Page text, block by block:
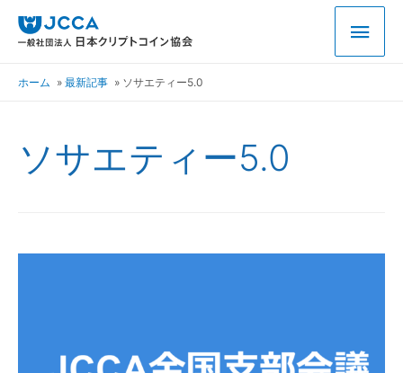
ホーム 最新記事 ソサエティー5.0
ソサエティー5.0